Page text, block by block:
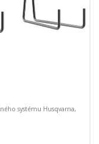
systému Husqvarna,